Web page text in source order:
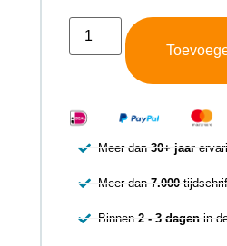
Meer dan30+ jaar
Meer dan7.000
Binnen2 - 3 dagen in